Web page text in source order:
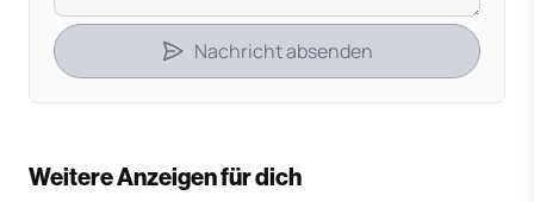
Nachricht absenden
Weitere Anzeigen für dich